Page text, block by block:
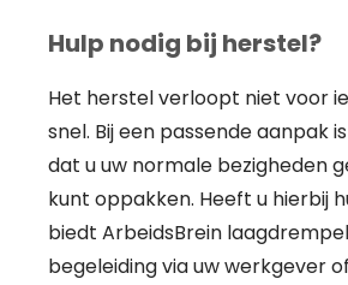
Hulp nodig bij herstel?
Het herstel verloopt niet voor
snel. Bij een passende aanpak
dat u uw normale bezigheden
kunt oppakken. Heeft u hierbij
biedt ArbeidsBrein
begeleiding via uw werkgever